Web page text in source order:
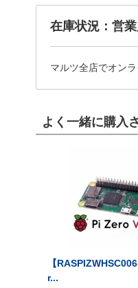
在庫状況：営
マルツ全店でオン
よく一緒に購入
【
r...